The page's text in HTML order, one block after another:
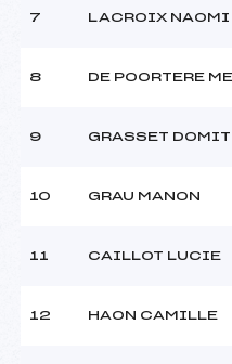
7 LACROIX NAOMI
8 DE POORTERE
9 GRASSET
10 GRAU MANON
11 CAILLOT LUCIE
12 HAON CAMILLE